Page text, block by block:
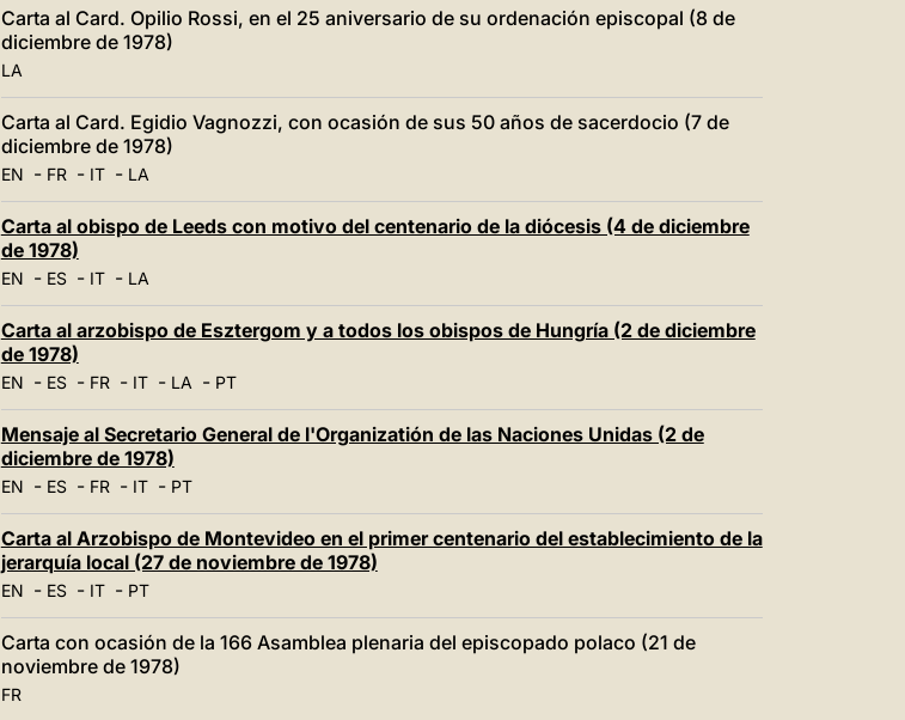
中文
Carta al Card. Opilio Rossi, en el 25 aniversario de su ordenación episcopal (8 de
diciembre de 1978)
LA
Carta al Card. Egidio Vagnozzi, con ocasión de sus 50 años de sacerdocio (7 de
diciembre de 1978)
EN - FR- IT- LA
Carta al obispo de Leeds con motivo del centenario de la diócesis (4 de diciembre
de 1978)
EN - ES- IT- LA
Carta al arzobispo de Esztergom y a todos los obispos de Hungría (2 de diciembre
de 1978)
EN - ES- FR- IT- LA- PT
Mensaje al Secretario General de l'Organizatión de las Naciones Unidas (2 de
diciembre de 1978)
EN - ES- FR- IT- PT
Carta al Arzobispo de Montevideo en el primer centenario del establecimiento de la
jerarquía local (27 de noviembre de 1978)
EN - ES- IT- PT
Carta con ocasión de la 166 Asamblea plenaria del episcopado polaco (21 de
noviembre de 1978)
FR